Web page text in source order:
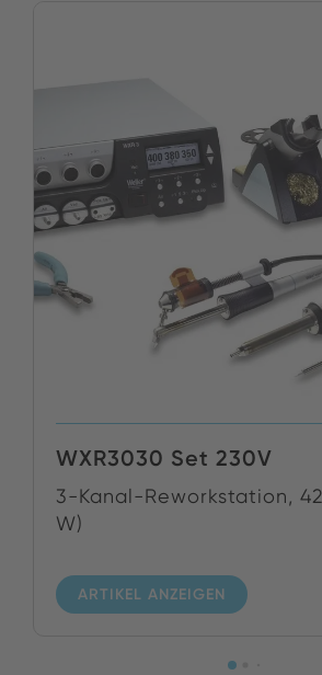
WXR3030 Set 230V
3-Kanal-Reworkstation,
W)
ARTIKEL ANZEIGEN